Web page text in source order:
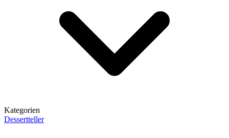
Kategorien
Dessertteller